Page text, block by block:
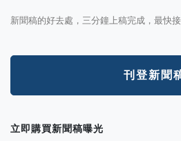
新聞稿的好去處，三分鐘上稿完成，最快
刊登新聞
立即購買新聞稿曝光